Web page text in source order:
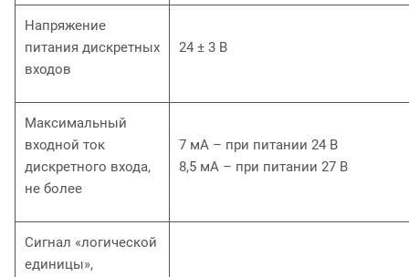
Напряжение
питания дискретных
входов
24 ± 3 В
Максимальный
входной ток
дискретного входа,
не более
7 мА – при питании 24 В
8,5 мА – при питании 27 В
Сигнал «логической
единицы»,